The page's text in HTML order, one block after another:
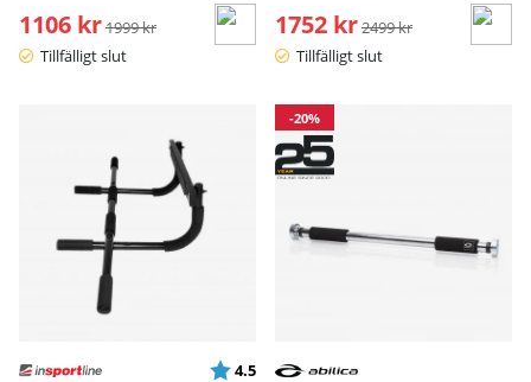
1106 kr Ordinarie pris:
1999 kr
Tillfälligt slut
1752 kr Ordinarie pris:
2499 kr
Tillfälligt slut
Betyg:
4.5 utav 5 stjärnor
-20%